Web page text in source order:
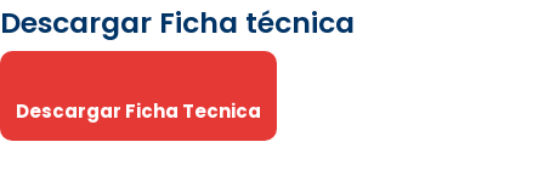
Descargar Ficha técnica
Descargar Ficha Tecnica